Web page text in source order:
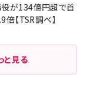
役が134億円超で首
【TSR調べ】
と見る